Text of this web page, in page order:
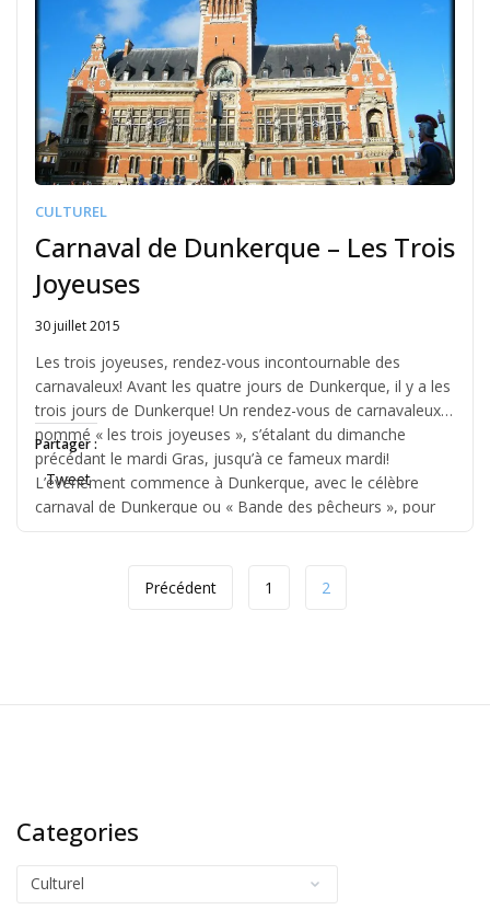
CULTUREL
Carnaval de Dunkerque – Les Trois
Joyeuses
Written
Jérémie
30 juillet 2015
Les trois joyeuses, rendez-vous incontournable des
carnavaleux! Avant les quatre jours de Dunkerque, il y a les
trois jours de Dunkerque! Un rendez-vous de carnavaleux
nommé « les trois joyeuses », s’étalant du dimanche
précédant le mardi Gras, jusqu’à ce fameux mardi!
L’événement commence à Dunkerque, avec le célèbre
carnaval de Dunkerque ou « Bande des pêcheurs », pour
Partager :
Tweet
Précédent 1 2
Categories